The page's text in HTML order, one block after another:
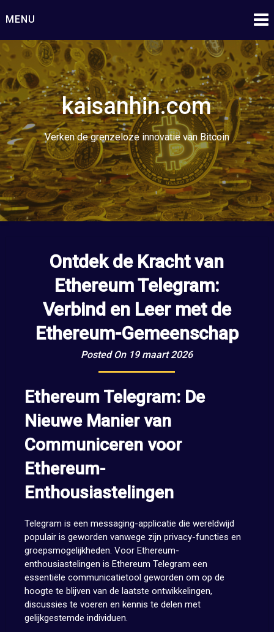
naar
inhoud
MENU
kaisanhin.com
Verken de grenzeloze innovatie van Bitcoin
Ontdek de Kracht van
Ethereum Telegram:
Verbind en Leer met de
Ethereum-Gemeenschap
Posted On 19 maart 2026
Ethereum Telegram: De
Nieuwe Manier van
Communiceren voor
Ethereum-
Enthousiastelingen
Telegram is een messaging-applicatie die wereldwijd
populair is geworden vanwege zijn privacy-functies en
groepsmogelijkheden. Voor Ethereum-
enthousiastelingen is Ethereum Telegram een
essentiële communicatietool geworden om op de
hoogte te blijven van de laatste ontwikkelingen,
discussies te voeren en kennis te delen met
gelijkgestemde individuen.